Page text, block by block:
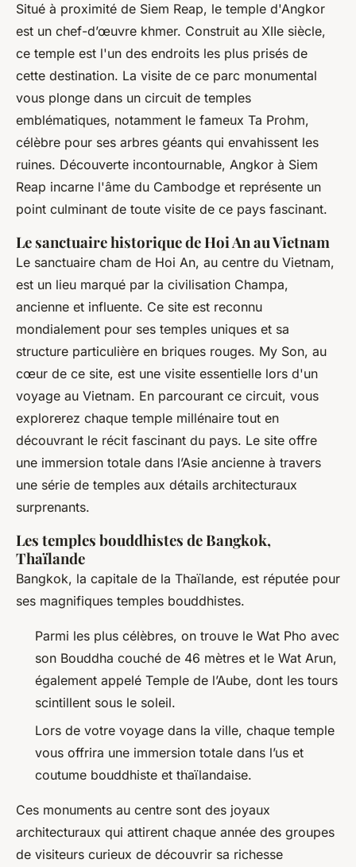
Situé à proximité de Siem Reap, le temple d'Angkor
est un chef-d’œuvre khmer. Construit au XIIe siècle,
ce temple est l'un des endroits les plus prisés de
cette destination. La visite de ce parc monumental
vous plonge dans un circuit de temples
emblématiques, notamment le fameux Ta Prohm,
célèbre pour ses arbres géants qui envahissent les
ruines. Découverte incontournable, Angkor à Siem
Reap incarne l'âme du Cambodge et représente un
point culminant de toute visite de ce pays fascinant.
Le sanctuaire historique de Hoi An au Vietnam
Le sanctuaire cham de Hoi An, au centre du Vietnam,
est un lieu marqué par la civilisation Champa,
ancienne et influente. Ce site est reconnu
mondialement pour ses temples uniques et sa
structure particulière en briques rouges. My Son, au
cœur de ce site, est une visite essentielle lors d'un
voyage au Vietnam. En parcourant ce circuit, vous
explorerez chaque temple millénaire tout en
découvrant le récit fascinant du pays. Le site offre
une immersion totale dans l’Asie ancienne à travers
une série de temples aux détails architecturaux
surprenants.
Les temples bouddhistes de Bangkok,
Thaïlande
Bangkok, la capitale de la Thaïlande, est réputée pour
ses magnifiques temples bouddhistes.
Parmi les plus célèbres, on trouve le Wat Pho avec
son Bouddha couché de 46 mètres et le Wat Arun,
également appelé Temple de l’Aube, dont les tours
scintillent sous le soleil.
Lors de votre voyage dans la ville, chaque temple
vous offrira une immersion totale dans l’us et
coutume bouddhiste et thaïlandaise.
Ces monuments au centre sont des joyaux
architecturaux qui attirent chaque année des groupes
de visiteurs curieux de découvrir sa richesse